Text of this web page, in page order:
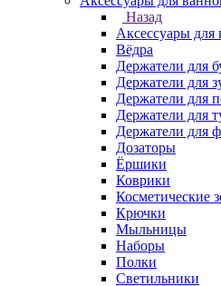
Назад
Аксессуары для
Вёдра
Держатели для
Держатели для
Держатели для
Держатели для
Держатели для
Дозаторы
Ёршики
Коврики
Косметические
Крючки
Мыльницы
Наборы
Полки
Светильники